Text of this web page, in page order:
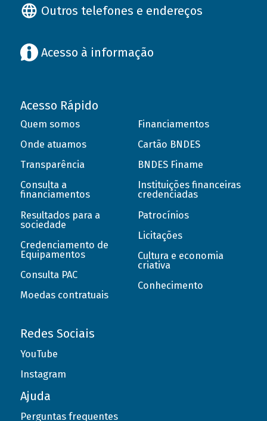
Outros telefones e endereços
Acesso à informação
Acesso Rápido
Quem somos
Onde atuamos
Transparência
Consulta a
financiamentos
Resultados para a
sociedade
Credenciamento de
Equipamentos
Consulta PAC
Moedas contratuais
Financiamentos
Cartão BNDES
BNDES Finame
Instituições financeiras
credenciadas
Patrocínios
Licitações
Cultura e economia
criativa
Conhecimento
Redes Sociais
YouTube
Instagram
Ajuda
Perguntas frequentes